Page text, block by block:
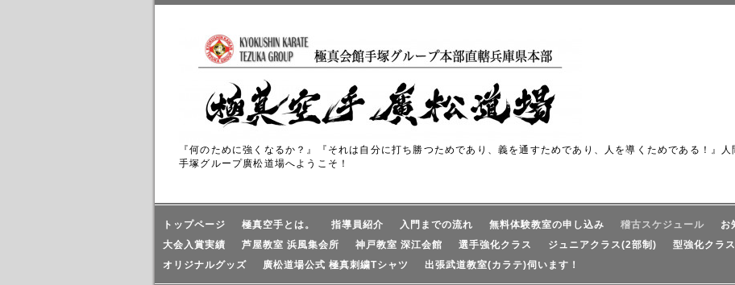
『何のために強くなるか？』『それは自分に打ち勝つためであり、義を通すためであり、人を導くためである！』
手塚グループ廣松道場へようこそ！
トップページ 極真空手とは。 指導員紹介 入門までの流れ 無料体験教室の申し込み 稽古スケジュール お
大会入賞実績
芦屋教室 浜風集会所 神戸教室 深江会館 選手強化クラス ジュニアクラス(2部制) 型強化クラス
オリジナルグッズ
廣松道場公式 極真刺繍Tシャツ 出張武道教室(カラテ)伺います！